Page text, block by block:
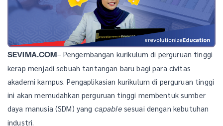
SEVIMA.COM– Pengembangan kurikulum di perguruan tinggi
kerap menjadi sebuah tantangan baru bagi para civitas
akademi kampus. Pengaplikasian kurikulum di perguruan tinggi
ini akan memudahkan perguruan tinggi membentuk sumber
daya manusia (SDM) yang capablesesuai dengan kebutuhan
industri.